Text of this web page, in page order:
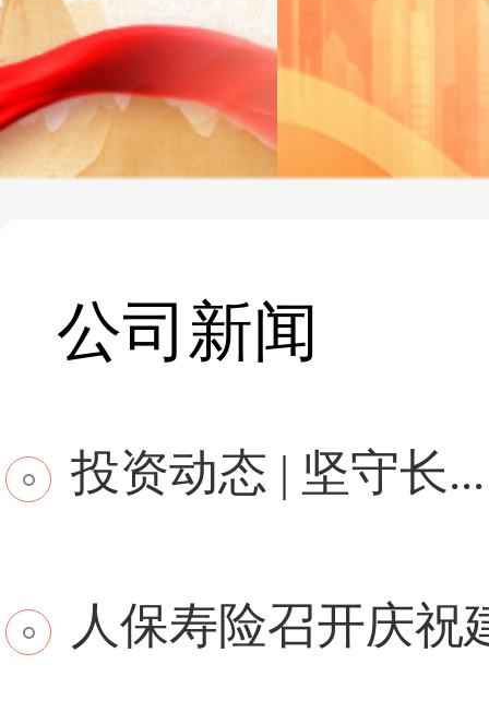
公司新闻
投资动态 | 坚守长...
人保寿险召开庆祝